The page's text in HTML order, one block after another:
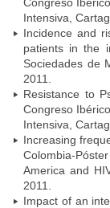
Intensiva,
Incidence and
patients in the
Sociedades de
2011.
Resistance to
Congreso
Intensiva,
Increasing
Colombia-
America and
2011.
Impact of an